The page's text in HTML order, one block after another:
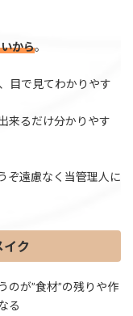
から。
目で見てわかりやす
来るだけ分かりやす
ぞ遠慮なく当管理人に
イク
のが”食材”の残りや作
る